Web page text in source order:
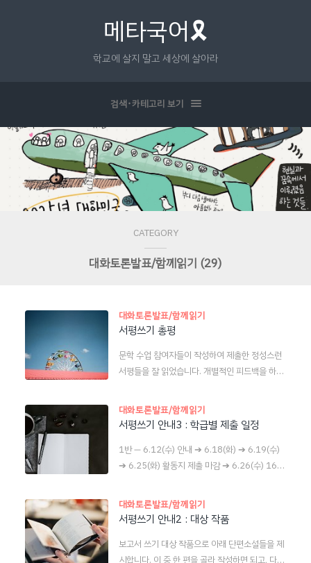
메타국어🎗
학교에 살지 말고 세상에 살아라
검색･카테고리 보기
CATEGORY
대화토론발표/함께읽기 (29)
대화토론발표/함께읽기
서평쓰기 총평
문학 수업 참여자들이 작성하여 제출한 정성스런
서평들을 잘 읽었습니다. 개별적인 피드백을 하기
설을 더 잘 읽는 안목을 갖추면서 더 좋은 글을 쓸
수 있는 밑거름으로 삼기를 바랍니다. ― 권순찬과
착한 사람들(이기호) 4명이 이 소설의 서평을 제
출했습니다. 소설이 전하고 싶은 메시지와 맥락을
같이하는 사회적 사건을 찾아보면 얼마든지 있을
러 있어서 서평들을 읽는 내내 참 아쉬웠습니다.
등장인물들에 대한 비판적 평가가 없는 것도 매우
소설의 서평을 제출했습니다. 학교폭력이라는 문
대화토론발표/함께읽기
서평쓰기 안내3 : 학급별 제출 일정
1반 ― 6.12(수) 안내 ➔ 6.18(화) ➔ 6.19(수)
➔ 6.25(화) 활동지 제출 마감 ➔ 6.26(수) 16:4
18(화) ➔ 6.20(목) ➔ 6.25(화) 활동지 제출 마
감 ➔ 6.27(목) 16:40 최종 보고서 제출 마감. 3
1(금) 활동지 제출 마감 ➔ 6.26(수) 16:40 최종
대화토론발표/함께읽기
서평쓰기 안내2 : 대상 작품
보고서 쓰기 대상 작품으로 아래 단편소설들을 제
시합니다. 이 중 한 편을 골라 작성하면 되고, 다른